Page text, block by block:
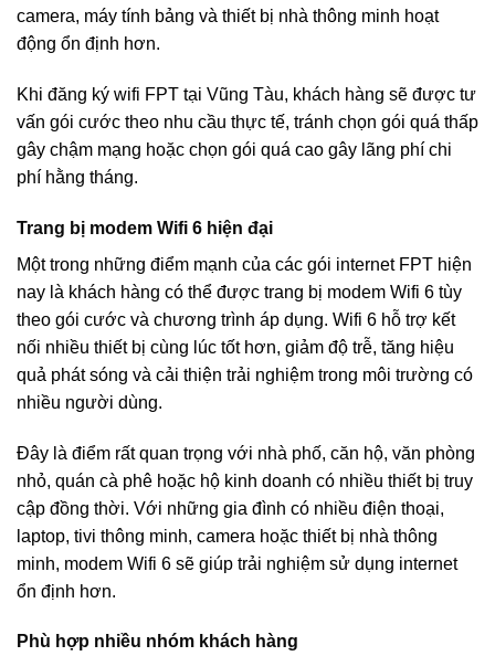
camera, máy tính bảng và thiết bị nhà thông minh hoạt
động ổn định hơn.
Khi đăng ký wifi FPT tại Vũng Tàu, khách hàng sẽ được tư
vấn gói cước theo nhu cầu thực tế, tránh chọn gói quá thấp
gây chậm mạng hoặc chọn gói quá cao gây lãng phí chi
phí hằng tháng.
Trang bị modem Wifi 6 hiện đại
Một trong những điểm mạnh của các gói internet FPT hiện
nay là khách hàng có thể được trang bị modem Wifi 6 tùy
theo gói cước và chương trình áp dụng. Wifi 6 hỗ trợ kết
nối nhiều thiết bị cùng lúc tốt hơn, giảm độ trễ, tăng hiệu
quả phát sóng và cải thiện trải nghiệm trong môi trường có
nhiều người dùng.
Đây là điểm rất quan trọng với nhà phố, căn hộ, văn phòng
nhỏ, quán cà phê hoặc hộ kinh doanh có nhiều thiết bị truy
cập đồng thời. Với những gia đình có nhiều điện thoại,
laptop, tivi thông minh, camera hoặc thiết bị nhà thông
minh, modem Wifi 6 sẽ giúp trải nghiệm sử dụng internet
ổn định hơn.
Phù hợp nhiều nhóm khách hàng